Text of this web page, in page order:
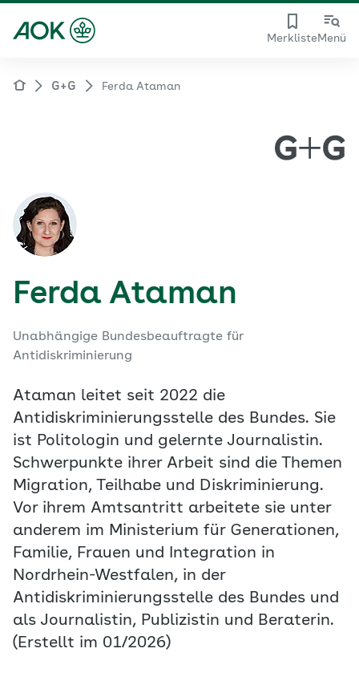
MerklisteMenü
G+G Ferda Ataman
Ferda Ataman
Unabhängige Bundesbeauftragte für
Antidiskriminierung
Ataman leitet seit 2022 die
Antidiskriminierungsstelle des Bundes. Sie
ist Politologin und gelernte Journalistin.
Schwerpunkte ihrer Arbeit sind die Themen
Migration, Teilhabe und Diskriminierung.
Vor ihrem Amtsantritt arbeitete sie unter
anderem im Ministerium für Generationen,
Familie, Frauen und Integration in
Nordrhein-Westfalen, in der
Antidiskriminierungsstelle des Bundes und
als Journalistin, Publizistin und Beraterin.
(Erstellt im 01/2026)